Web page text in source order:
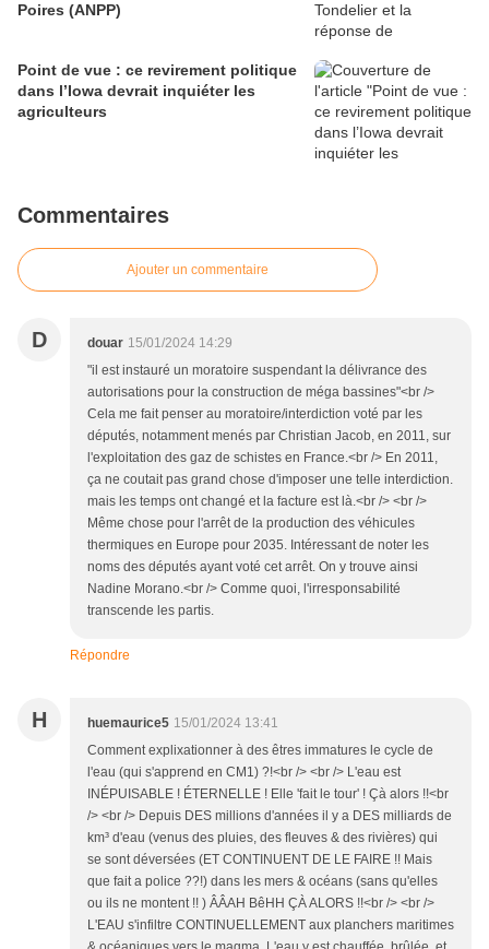
Poires (ANPP)
Point de vue : ce revirement politique
dans l’Iowa devrait inquiéter les
agriculteurs
Commentaires
Ajouter un commentaire
D douar 15/01/2024 14:29
"il est instauré un moratoire suspendant la délivrance des
autorisations pour la construction de méga bassines"<br />
Cela me fait penser au moratoire/interdiction voté par les
députés, notamment menés par Christian Jacob, en 2011, sur
l'exploitation des gaz de schistes en France.<br /> En 2011,
ça ne coutait pas grand chose d'imposer une telle interdiction.
mais les temps ont changé et la facture est là.<br /> <br />
Même chose pour l'arrêt de la production des véhicules
thermiques en Europe pour 2035. Intéressant de noter les
noms des députés ayant voté cet arrêt. On y trouve ainsi
Nadine Morano.<br /> Comme quoi, l'irresponsabilité
transcende les partis.
Répondre
H huemaurice5 15/01/2024 13:41
Comment explixationner à des êtres immatures le cycle de
l'eau (qui s'apprend en CM1) ?!<br /> <br /> L'eau est
INÉPUISABLE ! ÉTERNELLE ! Elle 'fait le tour' ! Çà alors !!<br
/> <br /> Depuis DES millions d'années il y a DES milliards de
km³ d'eau (venus des pluies, des fleuves & des rivières) qui
se sont déversées (ET CONTINUENT DE LE FAIRE !! Mais
que fait a police ??!) dans les mers & océans (sans qu'elles
ou ils ne montent !! ) ÂÂAH BêHH ÇÀ ALORS !!<br /> <br />
L'EAU s'infiltre CONTINUELLEMENT aux planchers maritimes